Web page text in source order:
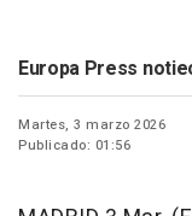
Europa Press
Martes, 3 marzo 2026
Publicado: 01:56